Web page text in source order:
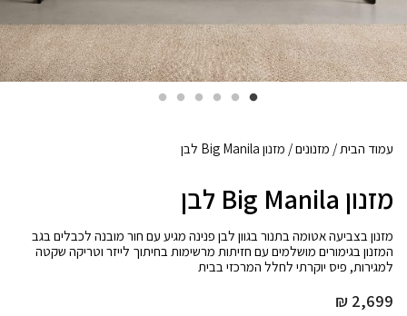
עמוד הבית/ מזנונים/ מזנון Big Manila לבן
מזנון Big Manila לבן
מזנון בצביעה אטומה בתנור בגוון לבן פנינה מגיע עם חור מובנה לכבלים בגב
המזנון בגימורים מושלמים עם חזיתות מרשימות בחיתוך לייזר וטריקה שקטה
למגירות, פיס יוקרתי לחלל המרכזי בבית
₪ 2,699